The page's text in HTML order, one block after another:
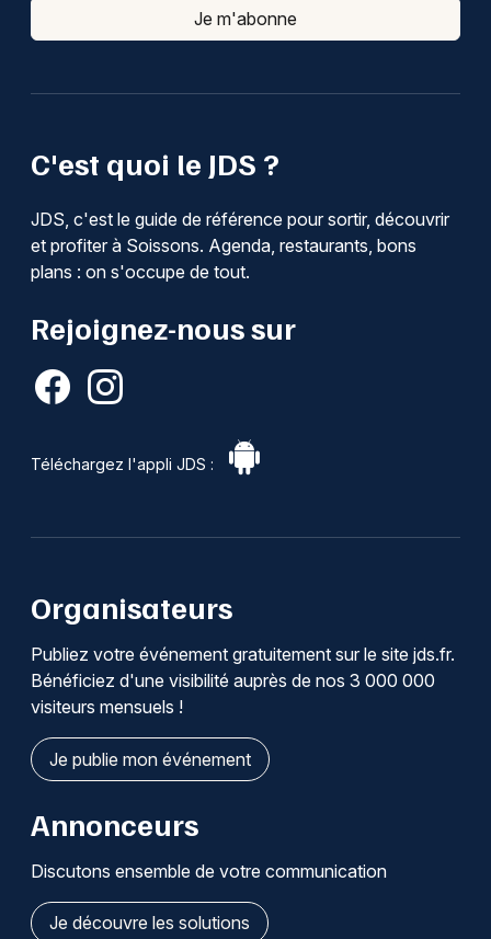
C'est quoi le JDS ?
JDS, c'est le guide de référence pour sortir, découvrir
et profiter à Soissons. Agenda, restaurants, bons
plans : on s'occupe de tout.
Rejoignez-nous sur
Téléchargez l'appli JDS :
Je m'abonne
Organisateurs
Publiez votre événement gratuitement sur le site jds.fr.
Bénéficiez d'une visibilité auprès de nos 3 000 000
visiteurs mensuels !
Je publie mon événement
Annonceurs
Discutons ensemble de votre communication
Je découvre les solutions